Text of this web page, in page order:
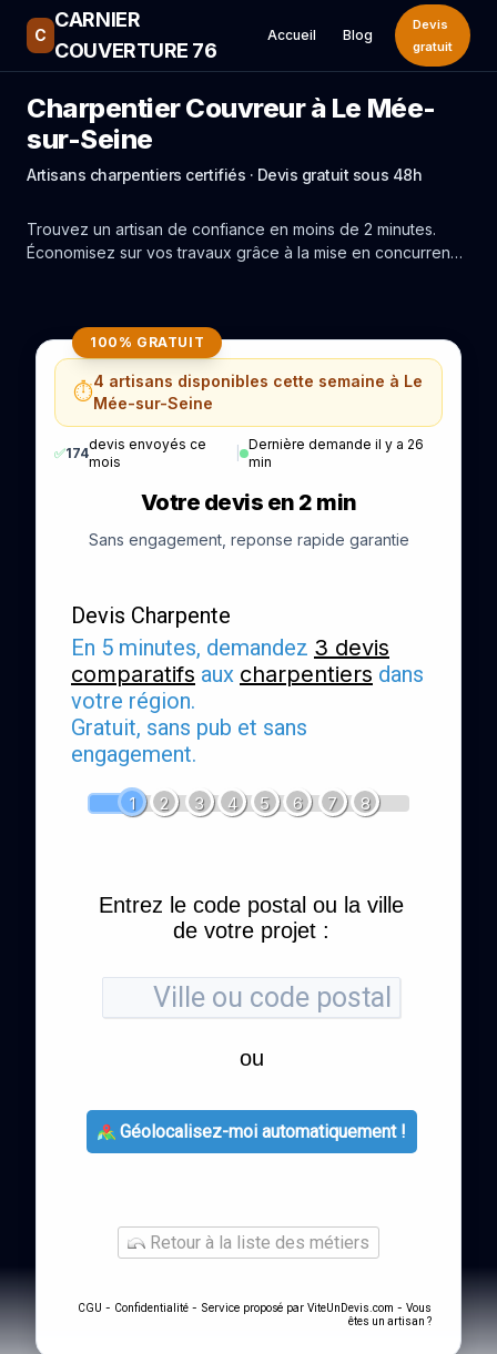
C
CARNIER
COUVERTURE 76
Accueil Blog
Devis
gratuit
Charpentier Couvreur à Le Mée-
sur-Seine
Artisans charpentiers certifiés · Devis gratuit sous 48h
Trouvez un artisan de confiance en moins de 2 minutes.
Économisez sur vos travaux grâce à la mise en concurrence
100% GRATUIT
⏱️4 artisans disponibles cette semaine à Le
Mée-sur-Seine
✅174
devis envoyés ce
mois
Dernière demande il y a 26
min
Votre devis en 2 min
Sans engagement, reponse rapide garantie
Devis Charpente
En 5 minutes, demandez 3 devis
comparatifs aux charpentiers dans
votre région.
Gratuit, sans pub et sans
engagement.
1 2 3 4 5 6 7 8
Entrez le code postal ou la ville
de votre projet :
ou
Géolocalisez-moi automatiquement !
Retour à la liste des métiers
CGU - Confidentialité - Service proposé par ViteUnDevis.com - Vous
êtes un artisan ?